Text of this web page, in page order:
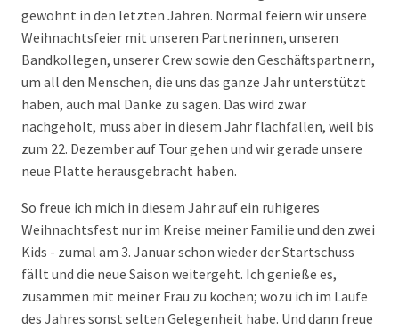
gewohnt in den letzten Jahren. Normal feiern wir unsere
Weihnachtsfeier mit unseren Partnerinnen, unseren
Bandkollegen, unserer Crew sowie den Geschäftspartnern,
um all den Menschen, die uns das ganze Jahr unterstützt
haben, auch mal Danke zu sagen. Das wird zwar
nachgeholt, muss aber in diesem Jahr flachfallen, weil bis
zum 22. Dezember auf Tour gehen und wir gerade unsere
neue Platte herausgebracht haben.
So freue ich mich in diesem Jahr auf ein ruhigeres
Weihnachtsfest nur im Kreise meiner Familie und den zwei
Kids - zumal am 3. Januar schon wieder der Startschuss
fällt und die neue Saison weitergeht. Ich genieße es,
zusammen mit meiner Frau zu kochen; wozu ich im Laufe
des Jahres sonst selten Gelegenheit habe. Und dann freue